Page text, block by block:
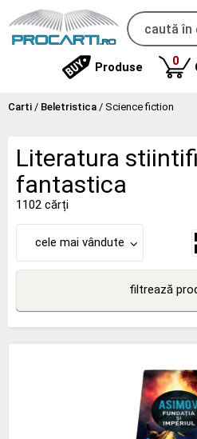
Produse 0
Carti / Beletristica / Science fiction
Literatura
fantastica
1102 cărți
cele mai vândute
filtrează